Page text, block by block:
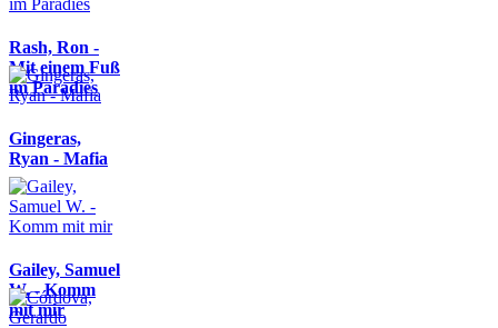
Rash, Ron -
Mit einem Fuß
im Paradies
Gingeras,
Ryan - Mafia
Gailey, Samuel
W. - Komm
mit mir